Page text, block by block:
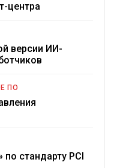
центра
версии ИИ-
ПО
стандарту PCI